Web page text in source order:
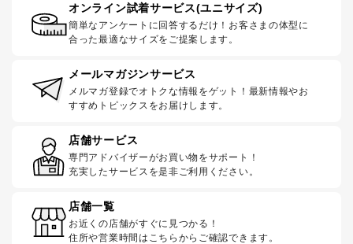
オンライン試着サービス(ユニサイズ)
簡単なアンケートに回答するだけ！お客さまの体型に
合った最適なサイズをご提案します。
メールマガジンサービス
メルマガ登録でオトクな情報をゲット！最新情報やお
すすめトピックスをお届けします。
店舗サービス
専門アドバイザーがお買い物をサポート！
充実したサービスを是非ご利用ください。
店舗一覧
お近くの店舗がすぐに見つかる！
住所や営業時間はこちらからご確認できます。